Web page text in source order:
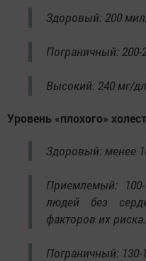
Здоровый: 200
Пограничный: 200-
Высокий: 240 мг/
Уровень «плохого»
Здоровый: менее
Приемлемый:
людей без
факторов их риска.
Пограничный: 130-